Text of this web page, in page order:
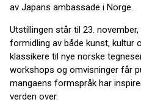
av Japans ambassade i Norge.
Utstillingen står til 23.
formidling av både kunst, kultur
klassikere til nye norske
workshops og omvisninger får
mangaens formspråk har
verden over.